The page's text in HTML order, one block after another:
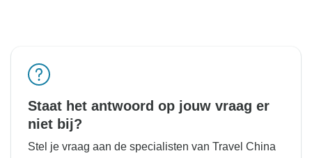
Staat het antwoord op jouw vraag er
niet bij?
Stel je vraag aan de specialisten van Travel China